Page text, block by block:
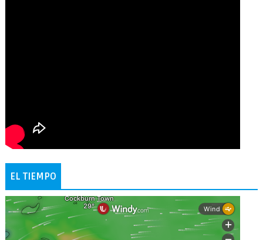
EL TIEMPO